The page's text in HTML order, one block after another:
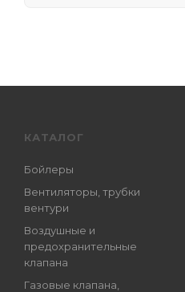
КАТАЛОГ
Бойлеры
Вентиляторы, трубки
вентури
Воздушные и
предохранительные
клапана
Газовые клапана,